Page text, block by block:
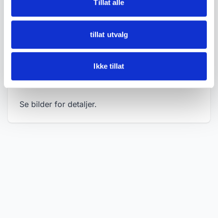
Tillat alle
tillat utvalg
Ikke tillat
- Lengde ca. 9,4 cm
• Tilstand:
God stand – noe aldersslitasje og lette
Se bilder for detaljer.